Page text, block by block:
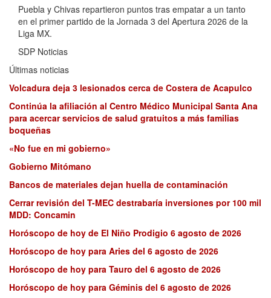
Puebla y Chivas repartieron puntos tras empatar a un tanto
en el primer partido de la Jornada 3 del Apertura 2026 de la
Liga MX.
SDP Noticias
Últimas noticias
Volcadura deja 3 lesionados cerca de Costera de Acapulco
Continúa la afiliación al Centro Médico Municipal Santa Ana
para acercar servicios de salud gratuitos a más familias
boqueñas
«No fue en mi gobierno»
Gobierno Mitómano
Bancos de materiales dejan huella de contaminación
Cerrar revisión del T-MEC destrabaría inversiones por 100 mil
MDD: Concamin
Horóscopo de hoy de El Niño Prodigio 6 agosto de 2026
Horóscopo de hoy para Aries del 6 agosto de 2026
Horóscopo de hoy para Tauro del 6 agosto de 2026
Horóscopo de hoy para Géminis del 6 agosto de 2026